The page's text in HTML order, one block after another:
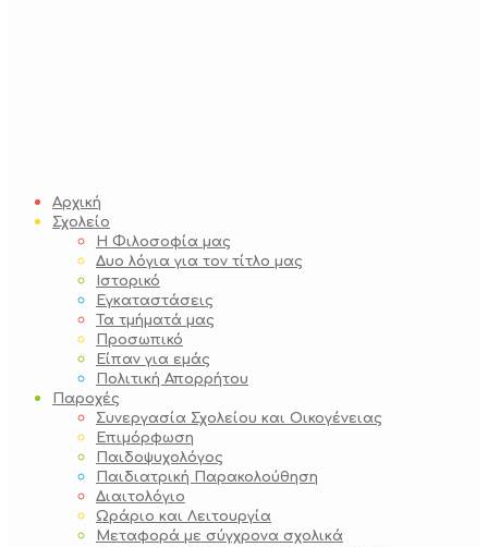
Αρχική
Σχολείο
Η Φιλοσοφία μας
Δυο λόγια για τον τίτλο μας
Ιστορικό
Εγκαταστάσεις
Τα τμήματά μας
Προσωπικό
Είπαν για εμάς
Πολιτική Απορρήτου
Παροχές
Συνεργασία Σχολείου και Οικογένειας
Επιμόρφωση
Παιδοψυχολόγος
Παιδιατρική Παρακολούθηση
Διαιτολόγιο
Ωράριο και Λειτουργία
Μεταφορά με σύγχρονα σχολικά